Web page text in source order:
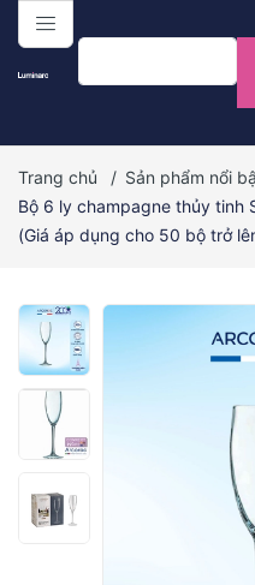
menu
Trang chủ / Sản phẩm nổi
Bộ 6 ly champagne thủy tinh
(Giá áp dụng cho 50 bộ trở